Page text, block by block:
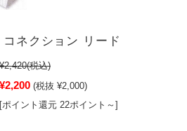
ネクション リード
¥2,420(税込)
¥2,200 (税抜 ¥2,000)
[ポイント還元 22ポイント～]